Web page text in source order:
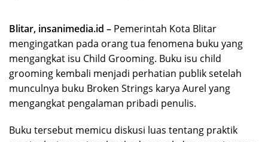
Blitar, insanimedia.id – Pemerintah Kota Blitar
mengingatkan pada orang tua fenomena buku yang
mengangkat isu Child Grooming. Buku isu child
grooming kembali menjadi perhatian publik setelah
munculnya buku Broken Strings karya Aurel yang
mengangkat pengalaman pribadi penulis.
Buku tersebut memicu diskusi luas tentang praktik